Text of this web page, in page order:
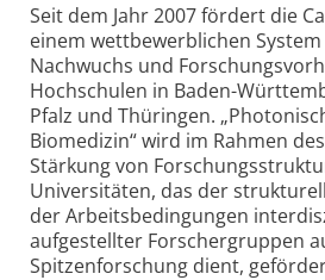
Seit dem Jahr 2007 fördert die
einem wettbewerblichen
Nachwuchs und
Hochschulen in Baden-
Pfalz und Thüringen.
Biomedizin“ wird im Rahmen
Stärkung von
Universitäten, das der
der Arbeitsbedingungen
aufgestellter Forschergruppen
Spitzenforschung dient,